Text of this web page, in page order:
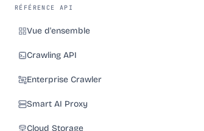
RÉFÉRENCE API
Vue d'ensemble
Crawling API
Enterprise Crawler
Smart AI Proxy
Cloud Storage